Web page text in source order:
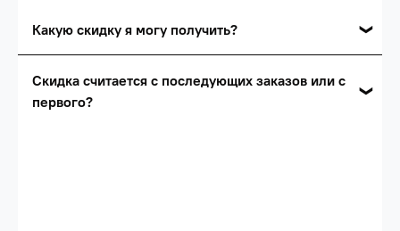
Какую скидку я могу получить?
Сумма скидки зависит от стоимости вашего
Скидка считается с последующих заказов или с
первого?